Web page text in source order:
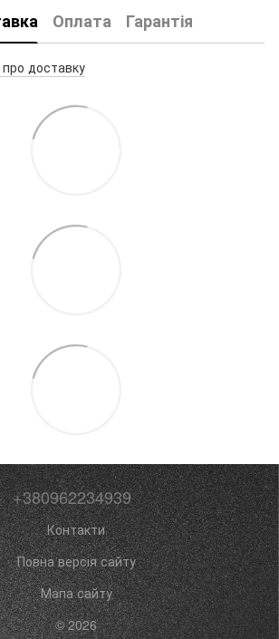
Оплата Гарантія
про доставку
+380962234939
Контакти
Повна версія сайту
Мапа сайту
© 2026